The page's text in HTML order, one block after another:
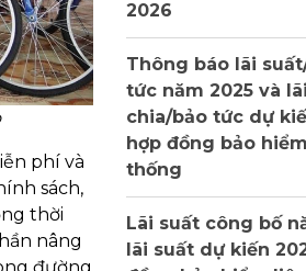
phí và
sách,
thời
nâng
2026
Thông báo lãi
tức năm 2025 và
chia/bảo tức dự
hợp đồng bảo
thống
Lãi suất công bố
lãi suất dự kiến